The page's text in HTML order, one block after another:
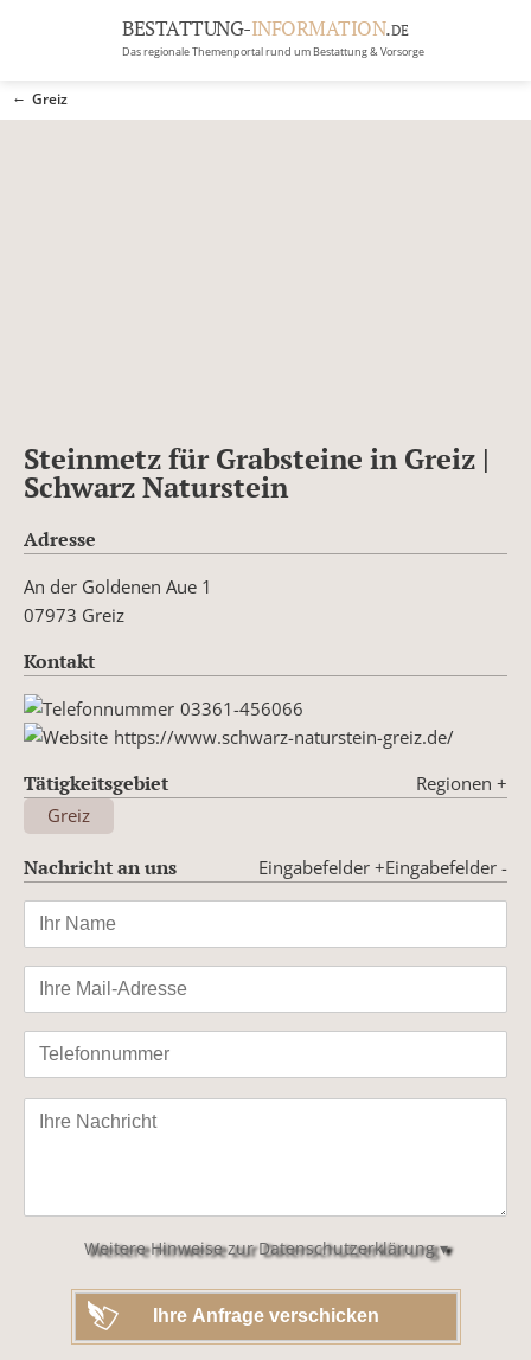
BESTATTUNG-INFORMATION.DE
Das regionale Themenportal rund um Bestattung & Vorsorge
BRANCHEN
Greiz
Steinmetz für Grabsteine in Greiz |
Schwarz Naturstein
Adresse
An der Goldenen Aue 1
07973 Greiz
Kontakt
03361-456066
https://www.schwarz-naturstein-greiz.de/
Tätigkeitsgebiet Regionen +
Greiz
Nachricht an uns Eingabefelder -
Eingabefelder +
Bitte
lasse
leer.Weitere Hinweise zur Datenschutzerklärung ▾